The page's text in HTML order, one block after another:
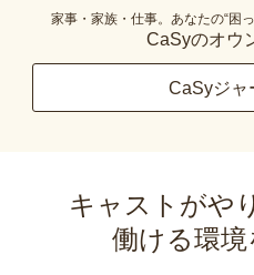
家事・家族・仕事。あなたの“困
CaSyのオウ
CaSyジャ
キャストがや
働ける環境